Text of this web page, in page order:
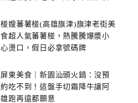
椪嫂蕃薯椪(高雄旗津)旗津老街美
食超人氣蕃薯椪，熱騰騰爆漿小
心燙口，假日必拿號碼牌
屏東美食｜新園汕頭火鍋：沒預
約吃不到！這盤手切霜降牛讓阿
雄跑再遠都願意